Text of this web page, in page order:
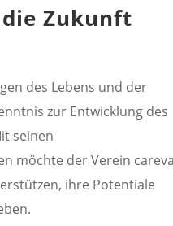
Zukunft
des Lebens und der
zur Entwicklung des
seinen
möchte der Verein careva
ihre Potentiale